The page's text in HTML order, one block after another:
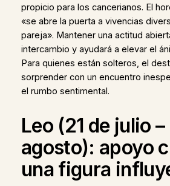
propicio para los cancerianos. El
«se abre la puerta a vivencias
pareja». Mantener una actitud
intercambio y ayudará a elevar el
Para quienes están solteros, el
sorprender con un encuentro
el rumbo sentimental.
Leo (21 de julio –
agosto): apoyo
una figura